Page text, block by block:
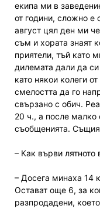
екипа ми в
от години, сложно
август цял ден ми
съм и хората знаят
приятели, тъй като
дилемата дали да
като някои колеги
смелостта да го
свързано с обич.
20 ч., а после малко
съобщенията.
– Как върви
– Досега минаха 14
Остават още 6, за
разпродадени,